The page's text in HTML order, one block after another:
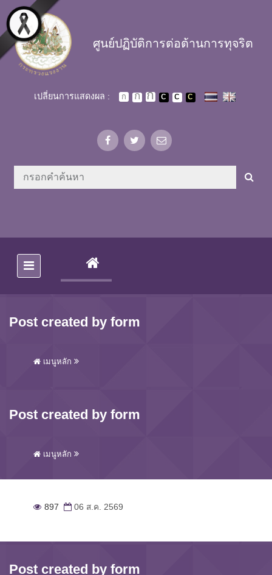
Skip to main content
ศูนย์ปฏิบัติการต่อต้านการทุจริต
เปลี่ยนการแสดงผล :
(CURRENT)
Post created by form
เมนูหลัก
Post created by form
เมนูหลัก
897 06 ส.ค. 2569
Post created by form